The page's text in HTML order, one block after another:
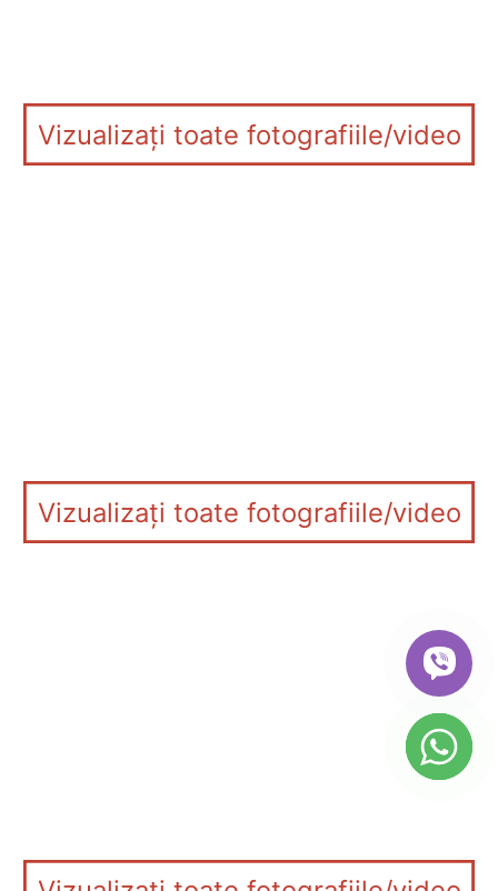
Vizualizați toate fotografiile/video
Vizualizați toate fotografiile/video